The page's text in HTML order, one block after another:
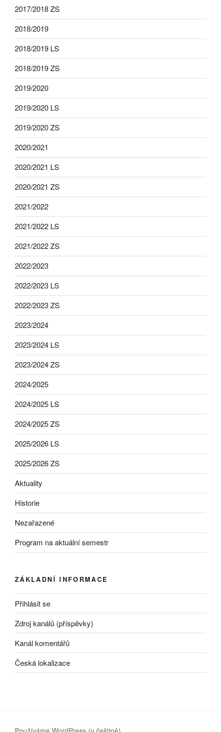
2017/2018 ZS
2018/2019
2018/2019 LS
2018/2019 ZS
2019/2020
2019/2020 LS
2019/2020 ZS
2020/2021
2020/2021 LS
2020/2021 ZS
2021/2022
2021/2022 LS
2021/2022 ZS
2022/2023
2022/2023 LS
2022/2023 ZS
2023/2024
2023/2024 LS
2023/2024 ZS
2024/2025
2024/2025 LS
2024/2025 ZS
2025/2026 LS
2025/2026 ZS
Aktuality
Historie
Nezařazené
Program na aktuální semestr
ZÁKLADNÍ INFORMACE
Přihlásit se
Zdroj kanálů (příspěvky)
Kanál komentářů
Česká lokalizace